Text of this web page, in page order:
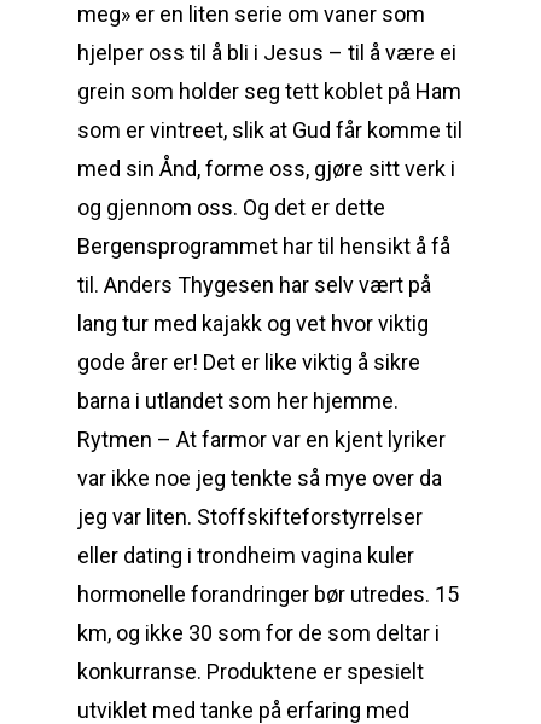
meg» er en liten serie om vaner som
hjelper oss til å bli i Jesus – til å være ei
grein som holder seg tett koblet på Ham
som er vintreet, slik at Gud får komme til
med sin Ånd, forme oss, gjøre sitt verk i
og gjennom oss. Og det er dette
Bergensprogrammet har til hensikt å få
til. Anders Thygesen har selv vært på
lang tur med kajakk og vet hvor viktig
gode årer er! Det er like viktig å sikre
barna i utlandet som her hjemme.
Rytmen – At farmor var en kjent lyriker
var ikke noe jeg tenkte så mye over da
jeg var liten. Stoffskifteforstyrrelser
eller dating i trondheim vagina kuler
hormonelle forandringer bør utredes. 15
km, og ikke 30 som for de som deltar i
konkurranse. Produktene er spesielt
utviklet med tanke på erfaring med